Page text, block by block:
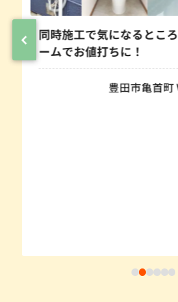
同時施工で気になるとこ
ームでお値打ちに！
豊田市亀首町